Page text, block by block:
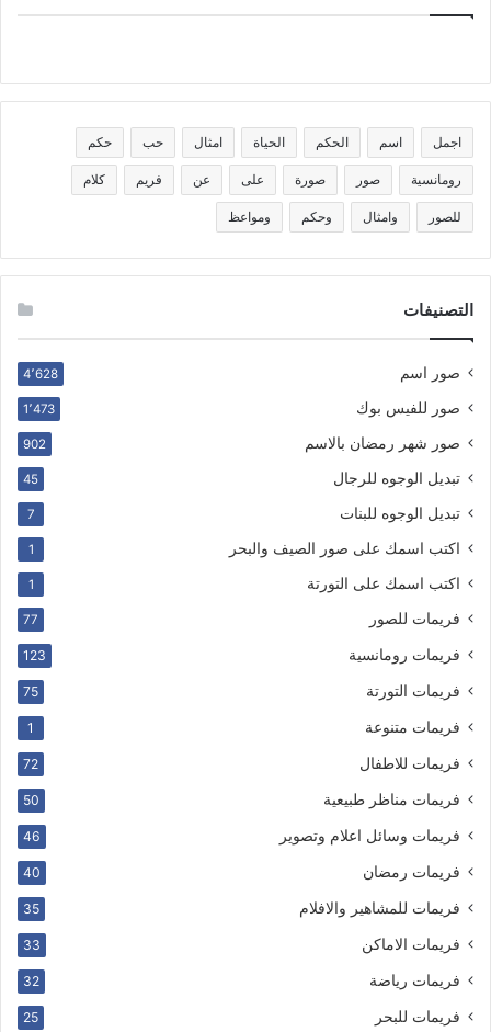
اجمل اسم الحكم الحياة امثال حب حكم
رومانسية صور صورة على عن فريم كلام
للصور وامثال وحكم ومواعظ
التصنيفات
صور اسم 4٬628
صور للفيس بوك 1٬473
صور شهر رمضان بالاسم 902
تبديل الوجوه للرجال 45
تبديل الوجوه للبنات 7
اكتب اسمك على صور الصيف والبحر 1
اكتب اسمك على التورتة 1
فريمات للصور 77
فريمات رومانسية 123
فريمات التورتة 75
فريمات متنوعة 1
فريمات للاطفال 72
فريمات مناظر طبيعية 50
فريمات وسائل اعلام وتصوير 46
فريمات رمضان 40
فريمات للمشاهير والافلام 35
فريمات الاماكن 33
فريمات رياضة 32
فريمات للبحر 25